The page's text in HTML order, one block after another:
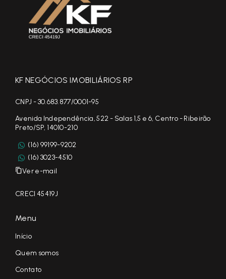
KF NEGÓCIOS IMOBILIÁRIOS RP
CNPJ - 30.683.877/0001-95
Avenida Independência, 522 - Salas 1,5 e 6, Centro - Ribeirão
Preto/SP, 14010-210
(16) 99199-9202
(16) 3023-4510
Ver e-mail
CRECI 45419J
Menu
Início
Quem somos
Contato